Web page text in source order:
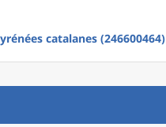
catalanes (246600464)